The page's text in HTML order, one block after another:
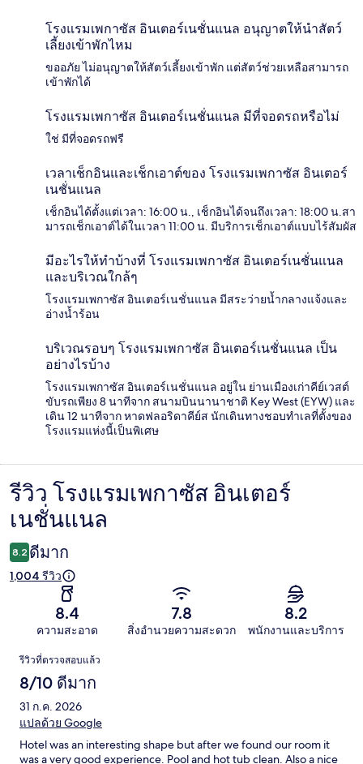
โรงแรมเพกาซัส อินเตอร์เนชั่นแนล อนุญาตให้นำสัตว์
เลี้ยงเข้าพักไหม
ขออภัย ไม่อนุญาตให้สัตว์เลี้ยงเข้าพัก แต่สัตว์ช่วยเหลือสามารถ
เข้าพักได้
โรงแรมเพกาซัส อินเตอร์เนชั่นแนล มีที่จอดรถหรือไม่
ใช่ มีที่จอดรถฟรี
เวลาเช็กอินและเช็กเอาต์ของ โรงแรมเพกาซัส อินเตอร์
เนชั่นแนล
เช็กอินได้ตั้งแต่เวลา: 16:00 น., เช็กอินได้จนถึงเวลา: 18:00 น.สา
มารถเช็กเอาต์ได้ในเวลา 11:00 น. มีบริการเช็กเอาต์แบบไร้สัมผัส
มีอะไรให้ทำบ้างที่ โรงแรมเพกาซัส อินเตอร์เนชั่นแนล
และบริเวณใกล้ๆ
โรงแรมเพกาซัส อินเตอร์เนชั่นแนล มีสระว่ายน้ำกลางแจ้งและ
อ่างน้ำร้อน
บริเวณรอบๆ โรงแรมเพกาซัส อินเตอร์เนชั่นแนล เป็น
อย่างไรบ้าง
โรงแรมเพกาซัส อินเตอร์เนชั่นแนล อยู่ใน ย่านเมืองเก่าคีย์เวสต์
ขับรถเพียง 8 นาทีจาก สนามบินนานาชาติ Key West (EYW) และ
เดิน 12 นาทีจาก หาดฟลอริดาคีย์ส นักเดินทางชอบทำเลที่ตั้งของ
โรงแรมแห่งนี้เป็นพิเศษ
รีวิว
รีวิว โรงแรมเพกาซัส อินเตอร์
เนชั่นแนล
8.2 ดีมาก
1,004 รีวิว
8.4
ความสะอาด
7.8
สิ่งอำนวยความสะดวก
8.2
พนักงานและบริการ
รีวิว
รีวิวที่ตรวจสอบแล้ว
8/10 ดีมาก
31 ก.ค. 2026
แปลด้วย Google
Hotel was an interesting shape but after we found our room it
was a very good experience. Pool and hot tub clean. Also a nice